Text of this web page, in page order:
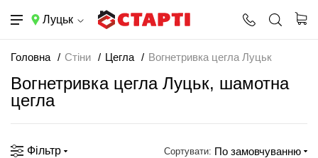
Луцьк
Головна Стіни Цегла Вогнетривка цегла Луцьк
Вогнетривка цегла Луцьк, шамотна
цегла
Фільтр Сортувати: По замовчуванню